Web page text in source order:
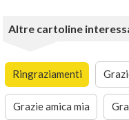
Altre cartoline
Ringraziamenti
Grazie amica mia